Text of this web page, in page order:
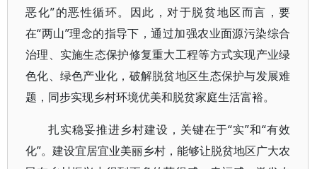
恶化”的恶性循环。因此，对于脱贫地区而言，要
在“两山”理念的指导下，通过加强农业面源污染综合
治理、实施生态保护修复重大工程等方式实现产业绿
色化、绿色产业化，破解脱贫地区生态保护与发展难
题，同步实现乡村环境优美和脱贫家庭生活富裕。
扎实稳妥推进乡村建设，关键在于“实”和“有效
化”。建设宜居宜业美丽乡村，能够让脱贫地区广大农